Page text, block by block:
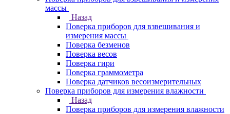
массы
Назад
Поверка приборов для взвешивания и
измерения массы
Поверка безменов
Поверка весов
Поверка гири
Поверка граммометра
Поверка датчиков весоизмерительных
Поверка приборов для измерения влажности
Назад
Поверка приборов для измерения влажности